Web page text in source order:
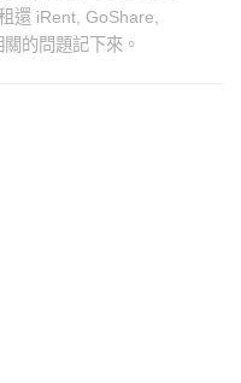
還 iRent, GoShare,
的問題記下來。